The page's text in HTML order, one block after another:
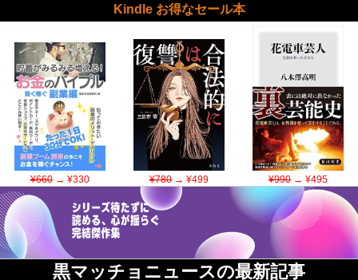
Kindle お得なセール本
¥660→ ¥330 ¥780→ ¥499 ¥990→ ¥495
黒マッチョニュースの最新記事